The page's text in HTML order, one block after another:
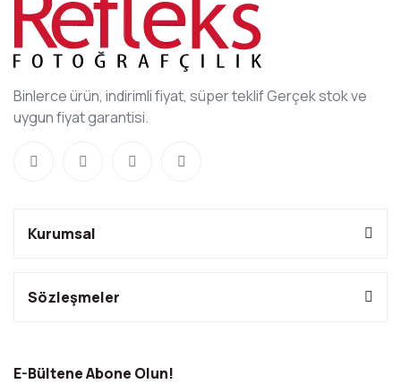
Binlerce ürün, indirimli fiyat, süper teklif Gerçek stok ve
uygun fiyat garantisi.
Kurumsal
Sözleşmeler
E-Bültene Abone Olun!